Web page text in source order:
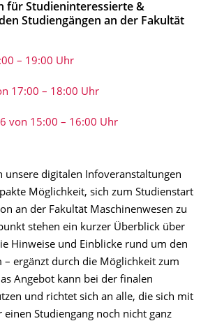
für Studieninteressierte &
Studiengängen an der Fakultät
– 19:00 Uhr
17:00 – 18:00 Uhr
von 15:00 – 16:00 Uhr
unsere digitalen Infoveranstaltungen
Möglichkeit, sich zum Studienstart
an der Fakultät Maschinenwesen zu
stehen ein kurzer Überblick über
Hinweise und Einblicke rund um den
– ergänzt durch die Möglichkeit zum
Angebot kann bei der finalen
und richtet sich an alle, die sich mit
Studiengang noch nicht ganz